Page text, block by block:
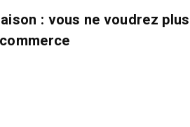
: vous ne voudrez plus